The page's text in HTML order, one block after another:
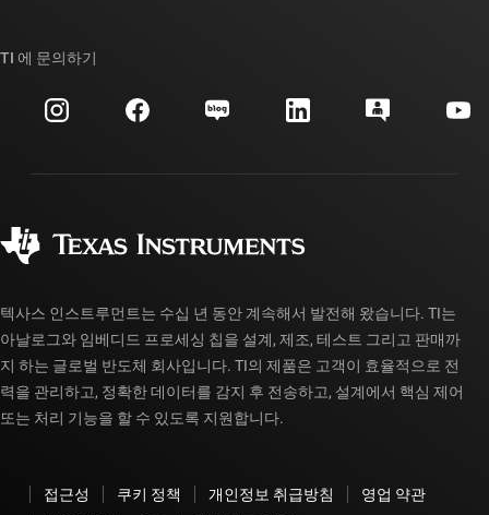
이벤트
투자 관계
대체품 검색
고객 지원 센터
myTI 계정 FAQ
주문 FAQ
TI 에 문의하기
텍사스 인스트루먼트는 수십 년 동안 계속해서 발전해 왔습니다. TI는
아날로그와 임베디드 프로세싱 칩을 설계, 제조, 테스트 그리고 판매까
지 하는 글로벌 반도체 회사입니다. TI의 제품은 고객이 효율적으로 전
력을 관리하고, 정확한 데이터를 감지 후 전송하고, 설계에서 핵심 제어
또는 처리 기능을 할 수 있도록 지원합니다.
접근성 쿠키 정책 개인정보 취급방침
영업 약관